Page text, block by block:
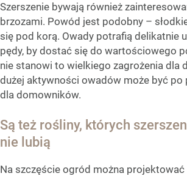
Szerszenie bywają również
brzozami. Powód jest podobny –
się pod korą. Owady potrafią delikatnie
pędy, by dostać się do wartościowego
nie stanowi to wielkiego zagrożenia dla
dużej aktywności owadów może być po
dla domowników.
Są też rośliny, których
nie lubią
Na szczęście ogród można projektować